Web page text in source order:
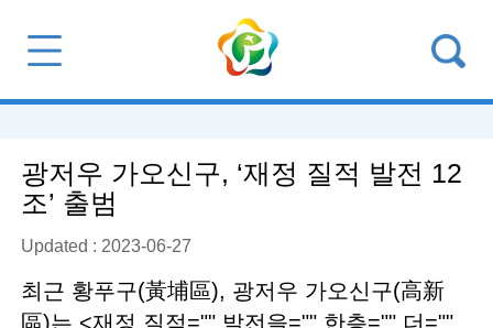
광저우 가오신구, ‘재정 질적 발전 12
조’ 출범
Updated : 2023-06-27
최근 황푸구(黃埔區), 광저우 가오신구(高新
區)는 <재정 질적="" 발전을="" 한층="" 더=""